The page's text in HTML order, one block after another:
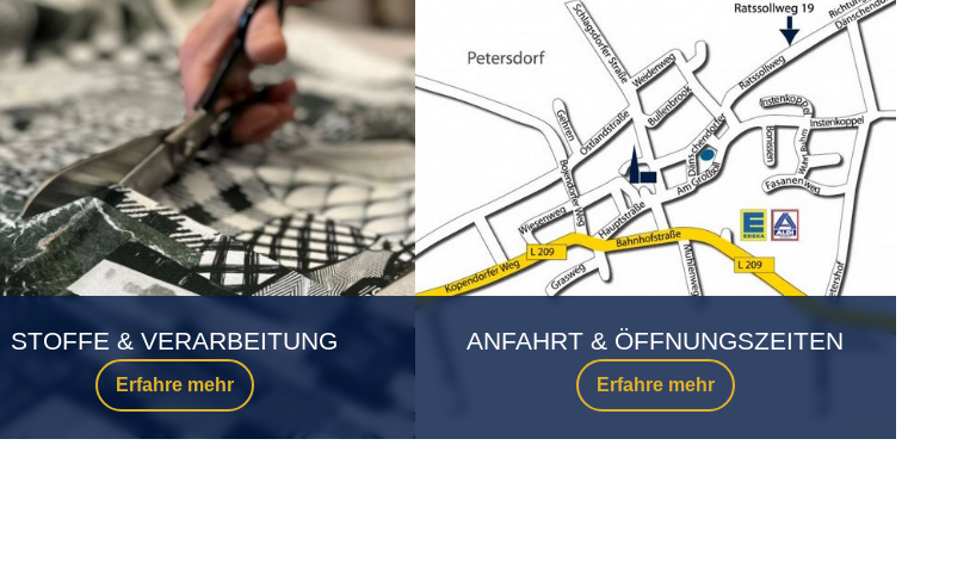
Erfahre mehr
STOFFE & VERARBEITUNG
Erfahre mehr
ANFAHRT & ÖFFNUNGSZEITEN